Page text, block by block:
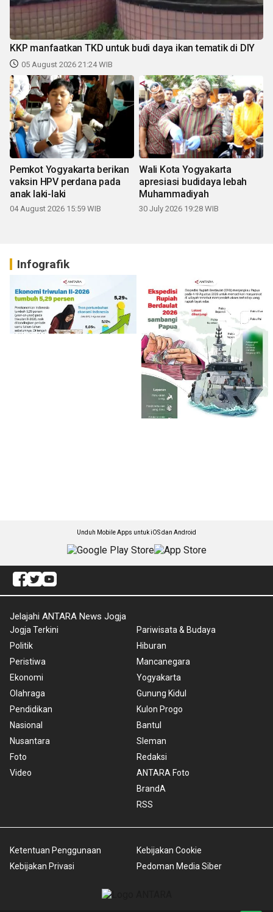
KKP manfaatkan TKD untuk budi daya ikan tematik di DIY
05 August 2026 21:24 WIB
Pemkot Yogyakarta berikan
vaksin HPV perdana pada
anak laki-laki
04 August 2026 15:59 WIB
Wali Kota Yogyakarta
apresiasi budidaya lebah
Muhammadiyah
30 July 2026 19:28 WIB
Infografik
Unduh Mobile Apps untuk iOS dan Android
Jelajahi ANTARA News Jogja
Jogja Terkini
Politik
Peristiwa
Ekonomi
Olahraga
Pendidikan
Nasional
Nusantara
Foto
Video
Pariwisata & Budaya
Hiburan
Mancanegara
Yogyakarta
Gunung Kidul
Kulon Progo
Bantul
Sleman
Redaksi
ANTARA Foto
BrandA
RSS
Ketentuan Penggunaan
Kebijakan Privasi
Kebijakan Cookie
Pedoman Media Siber